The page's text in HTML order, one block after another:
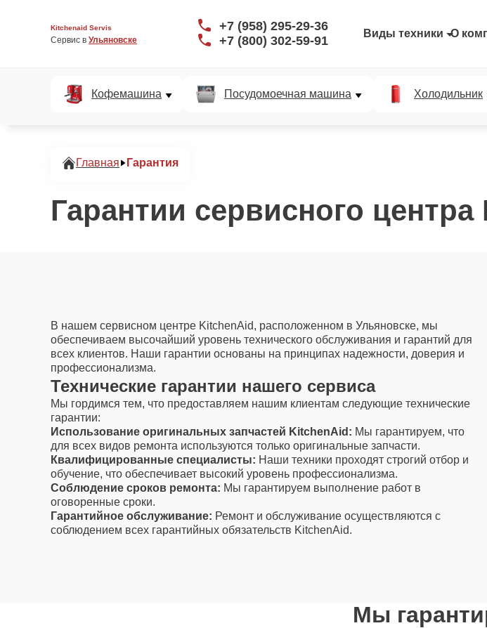
Kitchenaid Servis
Сервис в Ульяновске
+7 (958) 295-29-36
+7 (800) 302-59-91
Виды техники О
Кофемашина Посудомоечная машина Холодильник
Главная Гарантия
Гарантии сервисного
В нашем сервисном центре KitchenAid, расположенном в Ульяновске, мы
обеспечиваем высочайший уровень технического обслуживания и гарантий для
всех клиентов. Наши гарантии основаны на принципах надежности, доверия и
профессионализма.
Технические гарантии нашего сервиса
Мы гордимся тем, что предоставляем нашим клиентам следующие технические
гарантии:
Использование оригинальных запчастей KitchenAid: Мы гарантируем, что
для всех видов ремонта используются только оригинальные запчасти.
Квалифицированные специалисты: Наши техники проходят строгий отбор и
обучение, что обеспечивает высокий уровень профессионализма.
Соблюдение сроков ремонта: Мы гарантируем выполнение работ в
оговоренные сроки.
Гарантийное обслуживание: Ремонт и обслуживание осуществляются с
соблюдением всех гарантийных обязательств KitchenAid.
Мы